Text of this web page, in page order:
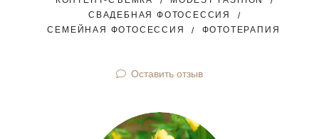
СВАДЕБНАЯ ФОТОСЕССИЯ
СЕМЕЙНАЯ ФОТОСЕССИЯ
ФОТОТЕРАПИЯ
Оставить отзыв